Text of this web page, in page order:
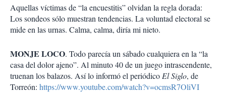
Aquellas víctimas de “la encuestitis” olvidan la regla dorada:
Los sondeos sólo muestran tendencias. La voluntad electoral se
mide en las urnas. Calma, calma, diría mi nieto.
MONJE LOCO. Todo parecía un sábado cualquiera en la “la
casa del dolor ajeno”. Al minuto 40 de un juego intrascendente,
truenan los balazos. Así lo informó el periódico El Siglo, de
Torreón: https://www.youtube.com/watch?v=ocmsR7OliVI